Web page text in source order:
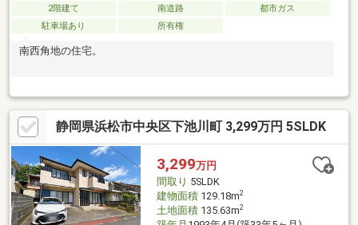
2階建て 南道路
都市ガス
駐車場あり
所有権
南西角地の住宅。
静岡県浜松市中央区下池川町 3,299万円 5SLDK
3,299万円
間取り 5SLDK
建物面積129.18m2
土地面積135.63m2